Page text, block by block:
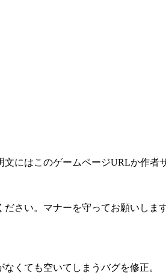
にはこのゲームページURLか作者
さい。マナーを守ってお願いします
なくても空いてしまうバグを修正。